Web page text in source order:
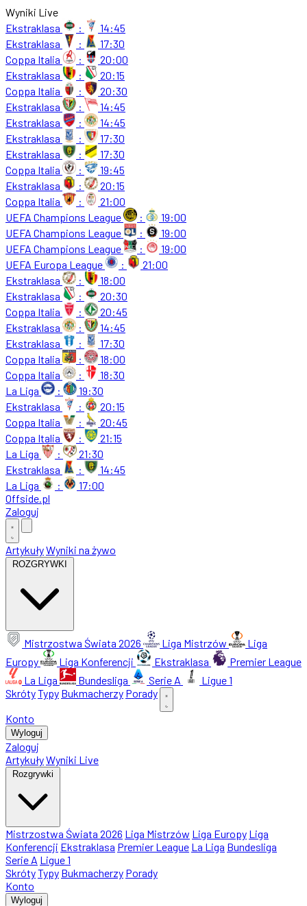
Wyniki Live
Ekstraklasa
:
14:45
Ekstraklasa
:
17:30
Coppa Italia
:
20:00
Ekstraklasa
:
20:15
Coppa Italia
:
20:30
Ekstraklasa
:
14:45
Ekstraklasa
:
14:45
Ekstraklasa
:
17:30
Ekstraklasa
:
17:30
Coppa Italia
:
19:45
Ekstraklasa
:
20:15
Coppa Italia
:
21:00
UEFA Champions League
:
19:00
UEFA Champions League
:
19:00
UEFA Champions League
:
19:00
UEFA Europa League
:
21:00
Ekstraklasa
:
18:00
Ekstraklasa
:
20:30
Coppa Italia
:
20:45
Ekstraklasa
:
14:45
Ekstraklasa
:
17:30
Coppa Italia
:
18:00
Coppa Italia
:
18:30
La Liga
:
19:30
Ekstraklasa
:
20:15
Coppa Italia
:
20:45
Coppa Italia
:
21:15
La Liga
:
21:30
Ekstraklasa
:
14:45
La Liga
:
17:00
Offside.pl
Zaloguj
ArtykułyWyniki na żywo
ROZGRYWKI
Mistrzostwa Świata 2026 Liga Mistrzów
Liga
Europy
Liga Konferencji Ekstraklasa
Premier League
La Liga
Bundesliga Serie A
Ligue 1
SkrótyTypy Bukmacherzy Porady
Konto
Wyloguj
Zaloguj
ArtykułyWyniki Live
Rozgrywki
Mistrzostwa Świata 2026 Liga Mistrzów Liga Europy Liga
Konferencji Ekstraklasa Premier League La Liga Bundesliga
Serie A Ligue 1
SkrótyTypy Bukmacherzy Porady
Konto
Wyloguj